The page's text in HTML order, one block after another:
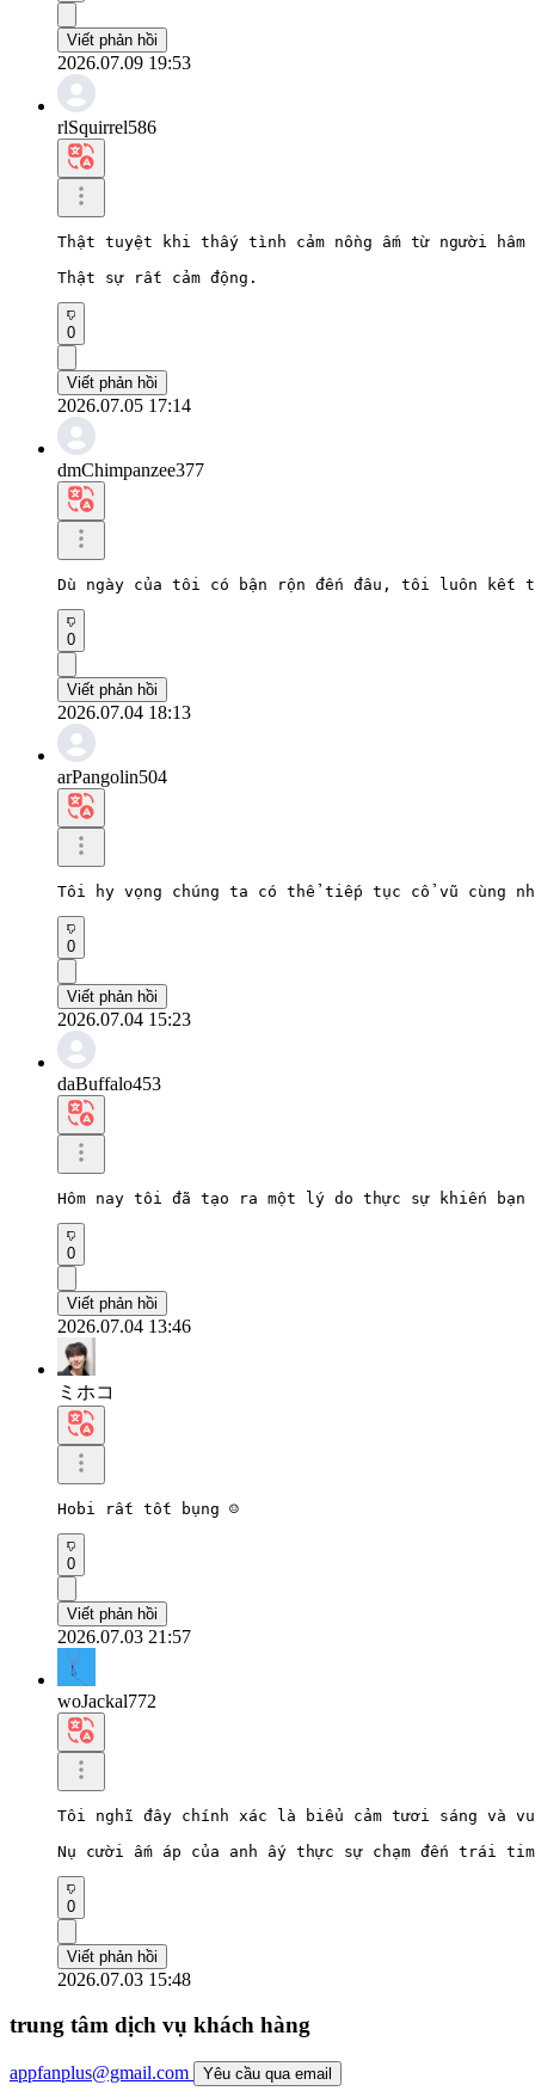
Viết phản hồi
2026.07.09 19:53
rlSquirrel586
Thật tuyệt khi thấy tình cảm nồng ấm từ người hâm
Thật sự rất cảm động.
0
Viết phản hồi
2026.07.05 17:14
dmChimpanzee377
Dù ngày của tôi có bận rộn đến đâu, tôi luôn kết
0
Viết phản hồi
2026.07.04 18:13
arPangolin504
Tôi hy vọng chúng ta có thể tiếp tục cổ vũ cùng
0
Viết phản hồi
2026.07.04 15:23
daBuffalo453
Hôm nay tôi đã tạo ra một lý do thực sự khiến bạn
0
Viết phản hồi
2026.07.04 13:46
ミホコ
Hobi rất tốt bụng ☺️
0
Viết phản hồi
2026.07.03 21:57
woJackal772
Tôi nghĩ đây chính xác là biểu cảm tươi sáng và
Nụ cười ấm áp của anh ấy thực sự chạm đến trái
0
Viết phản hồi
2026.07.03 15:48
trung tâm dịch vụ khách hàng
appfanplus@gmail.com Yêu cầu qua email